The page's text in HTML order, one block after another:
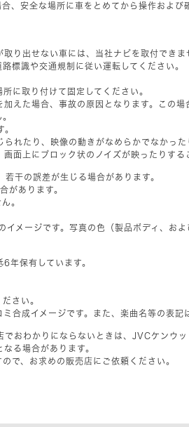
安全な場所に車をとめてから操作およ
出せない車には、当社ナビを取付できま
標識や交通規制に従い運転してください。
に取り付けて固定してください。
た場合、事故の原因となります。この場
れたり、映像の動きがなめらかでなかった
上にブロック状のノイズが映ったりす
干の誤差が生じる場合があります。
があります。
。
メージです。写真の色（製品ボディ、お
年保有しています。
さい。
成イメージです。また、楽曲名等の表記
おわかりにならないときは、JVCケンウ
る場合があります。
で、お求めの販売店にご依頼ください。